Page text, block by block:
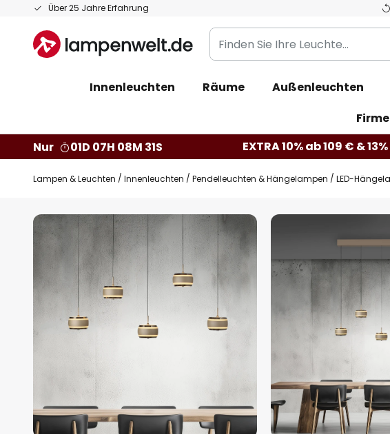
Über 25 Jahre Erfahrung
Zum
springen
Finden
Sie
Leuchte...
Innenleuchten Räume Außenleuchten
Nur
01D 07H 08M 30S EXTRA 10% ab 109 € &
Lampen & Leuchten Innenleuchten Pendelleuchten & Hängelampen LED-
Zum
Ende
Bildgalerie
springen